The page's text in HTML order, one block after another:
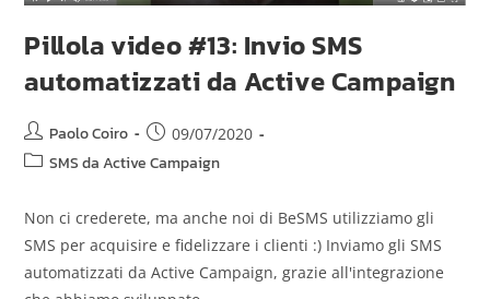
Pillola video #13: Invio SMS
automatizzati da Active Campaign
Paolo Coiro 09/07/2020
SMS da Active Campaign
Non ci crederete, ma anche noi di BeSMS utilizziamo gli
SMS per acquisire e fidelizzare i clienti :) Inviamo gli SMS
automatizzati da Active Campaign, grazie all'integrazione